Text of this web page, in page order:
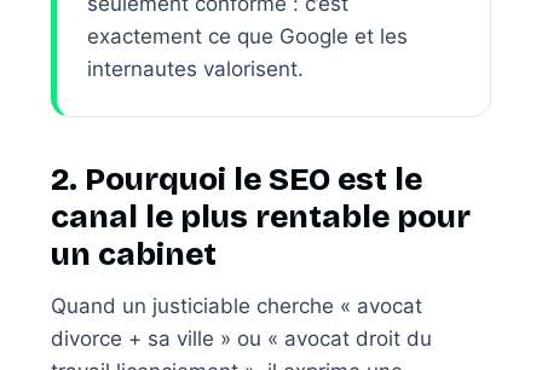
exactement ce que Google et les
internautes valorisent.
2. Pourquoi le SEO est le
canal le plus rentable pour
un cabinet
Quand un justiciable cherche « avocat
divorce + sa ville » ou « avocat droit du